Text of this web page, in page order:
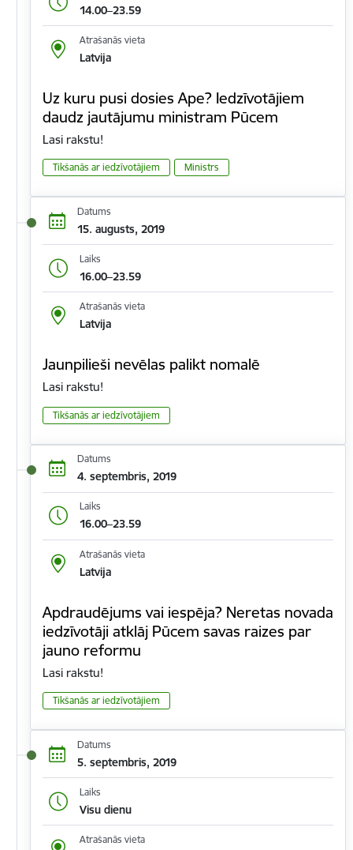
14.00–23.59
Atrašanās vieta
Latvija
Uz kuru pusi dosies Ape? Iedzīvotājiem
daudz jautājumu ministram Pūcem
Lasi rakstu!
Tikšanās ar iedzīvotājiem Ministrs
Datums
15. augusts, 2019
Laiks
16.00–23.59
Atrašanās vieta
Latvija
Jaunpilieši nevēlas palikt nomalē
Lasi rakstu!
Tikšanās ar iedzīvotājiem
Datums
4. septembris, 2019
Laiks
16.00–23.59
Atrašanās vieta
Latvija
Apdraudējums vai iespēja? Neretas novada
iedzīvotāji atklāj Pūcem savas raizes par
jauno reformu
Lasi rakstu!
Tikšanās ar iedzīvotājiem
Datums
5. septembris, 2019
Laiks
Visu dienu
Atrašanās vieta